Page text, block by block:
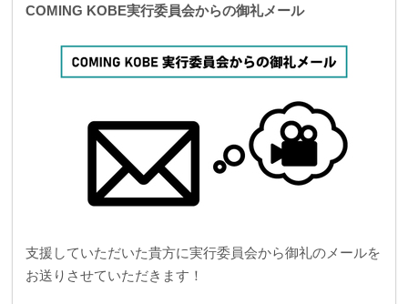
COMING KOBE実行委員会からの御礼メール
支援していただいた貴方に実行委員会から御礼のメールを
お送りさせていただきます！